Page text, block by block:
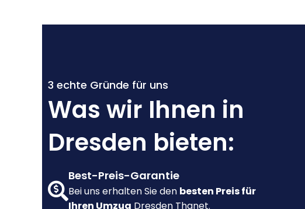
3 echte Gründe für uns
Was wir Ihnen in
Dresden bieten:
Best-Preis-Garantie
Bei uns erhalten Sie den besten Preis für
Ihren Umzug Dresden Thanet.